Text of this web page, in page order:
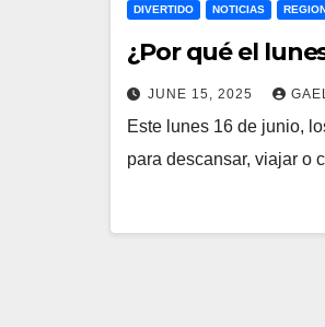
DIVERTIDO NOTICIAS
¿Por qué el
JUNE 15, 2025
Este lunes 16 de junio,
para descansar, viajar o